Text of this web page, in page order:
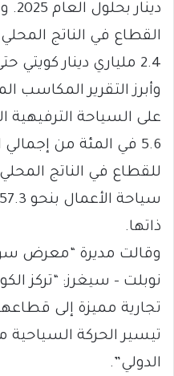
2.4 ملياري دينار كويتي حتى العام 2025.
وأبرز التقرير المكاسب
على السياحة الترفيهية
5.6 في المئة من
ذاتها.
وقالت مديرة “معرض
نوبلت – سيغرز: “تركز
تجارية مميزة إلى
تيسير الحركة
الدولي”.